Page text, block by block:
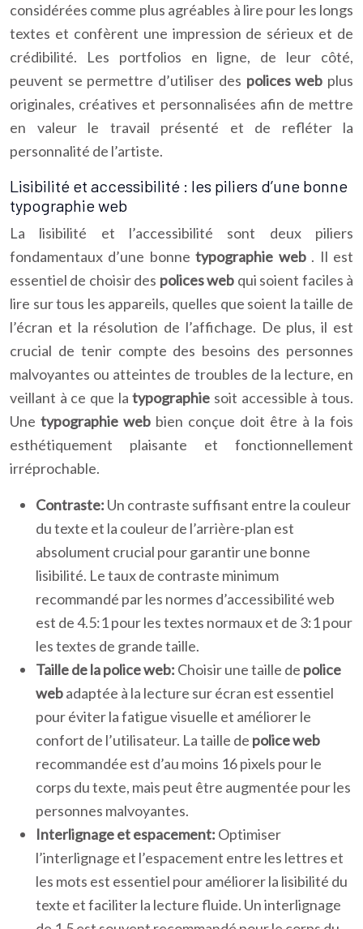
considérées comme plus agréables à lire pour les longs
textes et confèrent une impression de sérieux et de
crédibilité. Les portfolios en ligne, de leur côté,
peuvent se permettre d’utiliser des polices web plus
originales, créatives et personnalisées afin de mettre
en valeur le travail présenté et de refléter la
personnalité de l’artiste.
Lisibilité et accessibilité : les piliers d’une bonne
typographie web
La lisibilité et l’accessibilité sont deux piliers
fondamentaux d’une bonnetypographie web . Il est
essentiel de choisir des polices web qui soient faciles à
lire sur tous les appareils, quelles que soient la taille de
l’écran et la résolution de l’affichage. De plus, il est
crucial de tenir compte des besoins des personnes
malvoyantes ou atteintes de troubles de la lecture, en
veillant à ce que latypographie soit accessible à tous.
Une typographie web bien conçue doit être à la fois
esthétiquement plaisante et fonctionnellement
irréprochable.
Contraste: Un contraste suffisant entre la couleur
du texte et la couleur de l’arrière-plan est
absolument crucial pour garantir une bonne
lisibilité. Le taux de contraste minimum
recommandé par les normes d’accessibilité web
est de 4.5:1 pour les textes normaux et de 3:1 pour
les textes de grande taille.
Taille de la police web: Choisir une taille de police
webadaptée à la lecture sur écran est essentiel
pour éviter la fatigue visuelle et améliorer le
confort de l’utilisateur. La taille de police web
recommandée est d’au moins 16 pixels pour le
corps du texte, mais peut être augmentée pour les
personnes malvoyantes.
Interlignage et espacement: Optimiser
l’interlignage et l’espacement entre les lettres et
les mots est essentiel pour améliorer la lisibilité du
texte et faciliter la lecture fluide. Un interlignage